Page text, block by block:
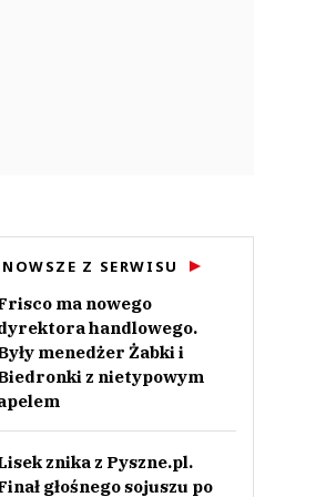
Z SERWISU
ma nowego
handlowego.
menedżer Żabki i
z nietypowym
znika z Pyszne.pl.
głośnego sojuszu po